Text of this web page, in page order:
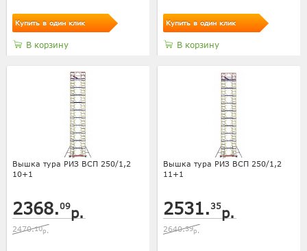
Купить в один клик
В корзину
Купить в один клик
В корзину
Вышка тура РИЗ ВСП 250/1,2
10+1
2368.09р.
2470.10р.
Вышка тура РИЗ ВСП 250/1,2
11+1
2531. 35р.
2640.39р.